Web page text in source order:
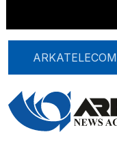
ARKATELECOM